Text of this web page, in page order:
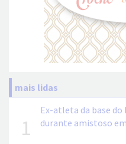
mais lidas
1
Ex-atleta da base
durante amistoso